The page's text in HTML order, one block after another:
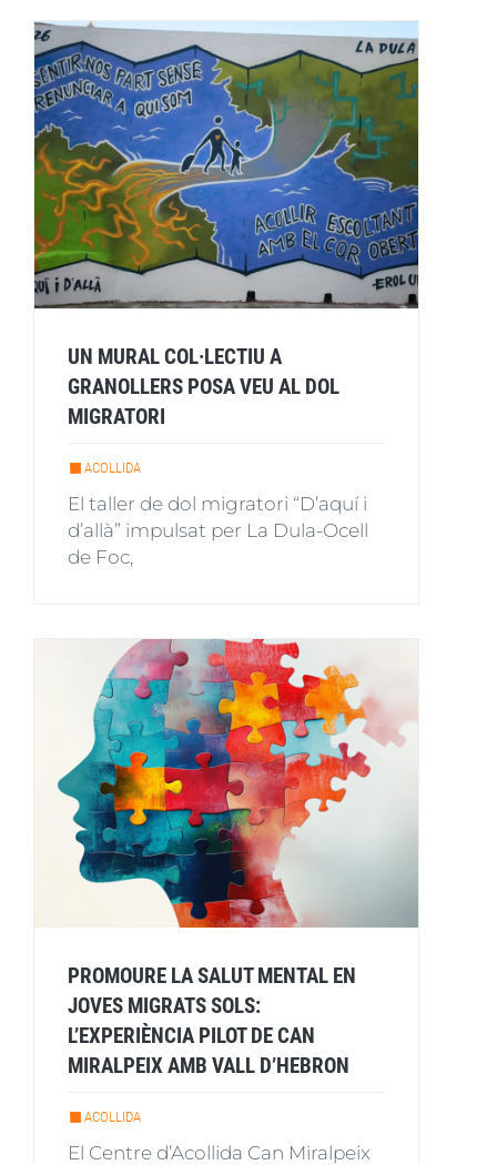
UN MURAL COL·LECTIU A
GRANOLLERS POSA VEU AL DOL
MIGRATORI
ACOLLIDA
El taller de dol migratori “D’aquí i
d’allà” impulsat per La Dula-Ocell
de Foc,
PROMOURE LA SALUT MENTAL EN
JOVES MIGRATS SOLS:
L’EXPERIÈNCIA PILOT DE CAN
MIRALPEIX AMB VALL D’HEBRON
ACOLLIDA
El Centre d’Acollida Can Miralpeix